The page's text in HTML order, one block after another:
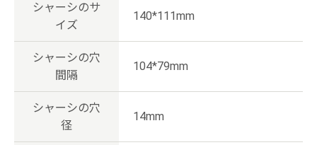
シャーシのサ
イズ
140*111mm
シャーシの穴
間隔
104*79mm
シャーシの穴
径
14mm